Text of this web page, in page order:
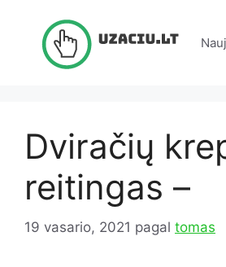
Dviračių
reitingas –
19 vasario, 2021 pagal tomas